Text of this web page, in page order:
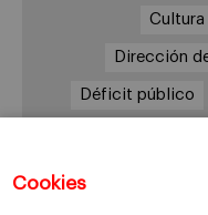
Cookies
Cultura
Dirección
Déficit público